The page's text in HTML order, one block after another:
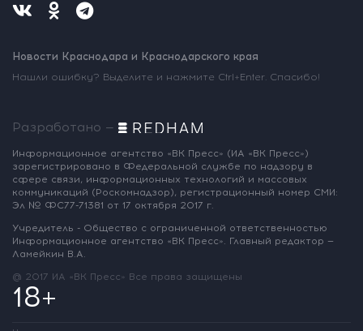
Новости Краснодара и Краснодарского края
Нашли ошибку? Выделите и нажмите Ctrl+Enter. Спасибо!
Разработано —
Информационное агентство «ВК Пресс» (ИА «ВК Пресс»)
зарегистрировано в Федеральной службе по надзору в
сфере связи, информационных технологий и массовых
коммуникаций (Роскомнадзор), регистрационный номер СМИ:
Эл № ФС77-71381 от 17 октября 2017 г.
Учредитель - Общество с ограниченной ответственностью
Информационное агентство «ВК Пресс». Главный редактор —
Ламейкин В.А.
@ 2017 ИА «ВК Пресс» Все права защищены
18+